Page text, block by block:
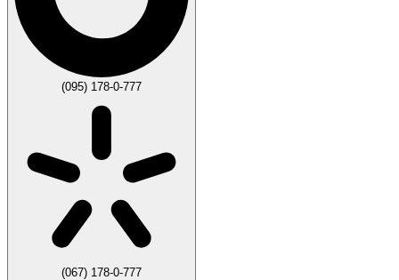
(095) 178-0-777
(067) 178-0-777